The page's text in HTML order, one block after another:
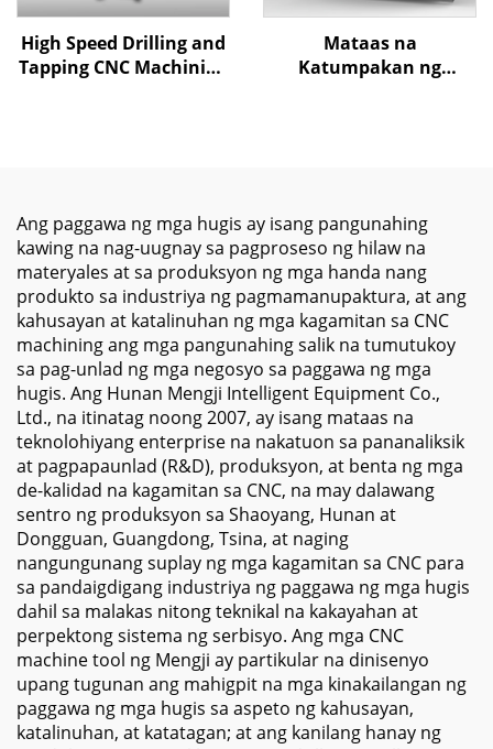
High Speed Drilling and
Tapping CNC Machining
Mataas na
Katumpakan ng
Spindle para sa Metal
Milling
Ang paggawa ng mga hugis ay isang pangunahing
kawing na nag-uugnay sa pagproseso ng hilaw na
materyales at sa produksyon ng mga handa nang
produkto sa industriya ng pagmamanupaktura, at ang
kahusayan at katalinuhan ng mga kagamitan sa CNC
machining ang mga pangunahing salik na tumutukoy
sa pag-unlad ng mga negosyo sa paggawa ng mga
hugis. Ang Hunan Mengji Intelligent Equipment Co.,
Ltd., na itinatag noong 2007, ay isang mataas na
teknolohiyang enterprise na nakatuon sa pananaliksik
at pagpapaunlad (R&D), produksyon, at benta ng mga
de-kalidad na kagamitan sa CNC, na may dalawang
sentro ng produksyon sa Shaoyang, Hunan at
Dongguan, Guangdong, Tsina, at naging
nangungunang suplay ng mga kagamitan sa CNC para
sa pandaigdigang industriya ng paggawa ng mga hugis
dahil sa malakas nitong teknikal na kakayahan at
perpektong sistema ng serbisyo. Ang mga CNC
machine tool ng Mengji ay partikular na dinisenyo
upang tugunan ang mahigpit na mga kinakailangan ng
paggawa ng mga hugis sa aspeto ng kahusayan,
katalinuhan, at katatagan; at ang kanilang hanay ng